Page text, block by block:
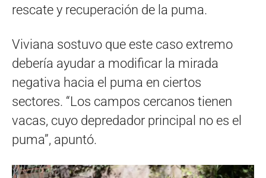
rescate y recuperación de la puma.
Viviana sostuvo que este caso extremo
debería ayudar a modificar la mirada
negativa hacia el puma en ciertos
sectores. “Los campos cercanos tienen
vacas, cuyo depredador principal no es el
puma”, apuntó.